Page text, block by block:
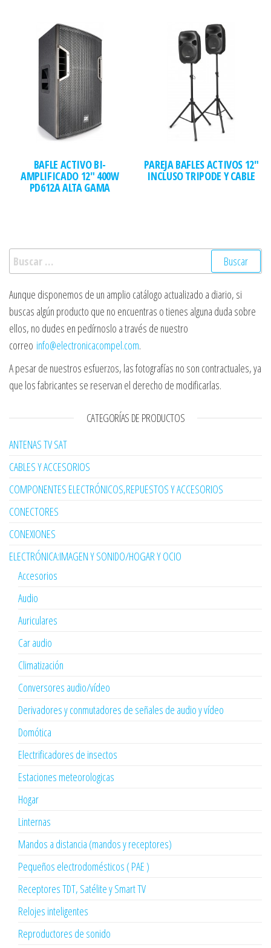
BAFLE ACTIVO BI-
AMPLIFICADO 12″ 400W
PD612A ALTA GAMA
PAREJA BAFLES ACTIVOS 12″
INCLUSO TRIPODE Y CABLE
Buscar:
Aunque disponemos de un amplio catálogo actualizado a diario, si
buscas algún producto que no encuentras o tienes alguna duda sobre
ellos, no dudes en pedírnoslo a través de nuestro
correo info@electronicacompel.com.
A pesar de nuestros esfuerzos, las fotografías no son contractuales, ya
que los fabricantes se reservan el derecho de modificarlas.
CATEGORÍAS DE PRODUCTOS
ANTENAS TV SAT
CABLES Y ACCESORIOS
COMPONENTES ELECTRÓNICOS,REPUESTOS Y ACCESORIOS
CONECTORES
CONEXIONES
ELECTRÓNICA:IMAGEN Y SONIDO/HOGAR Y OCIO
Accesorios
Audio
Auriculares
Car audio
Climatización
Conversores audio/vídeo
Derivadores y conmutadores de señales de audio y vídeo
Domótica
Electrificadores de insectos
Estaciones meteorologicas
Hogar
Linternas
Mandos a distancia (mandos y receptores)
Pequeños electrodomésticos ( PAE )
Receptores TDT, Satélite y Smart TV
Relojes inteligentes
Reproductores de sonido